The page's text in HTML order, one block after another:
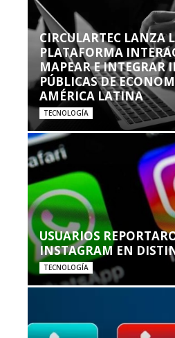
CIRCULARTEC LANZA
PLATAFORMA
MAPEAR E INTEGRAR
PÚBLICAS DE
AMÉRICA LATINA
TECNOLOGÍA
USUARIOS
INSTAGRAM EN
TECNOLOGÍA